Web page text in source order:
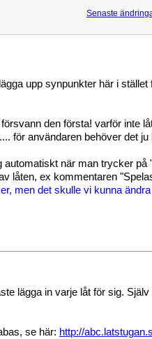
Senaste
upp synpunkter här i
den första! varför inte
för användaren behöver det
när man trycker på
låten, ex kommentaren
men det skulle vi kunna
lägga in varje låt för sig.
se här: http://